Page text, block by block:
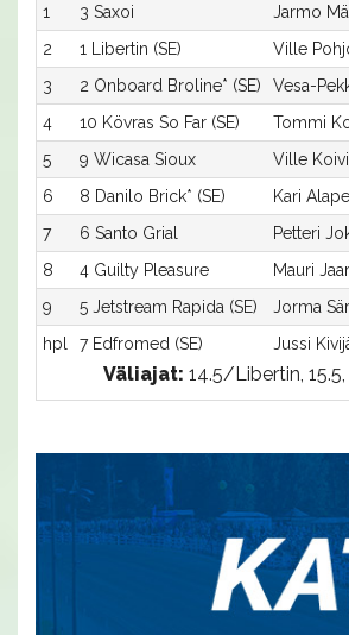
1
3 Saxoi Jarmo
2
1 Libertin (SE) Ville
3
2 Onboard Broline* (SE) Vesa-
4
10 Kövras So Far (SE) Tommi
5
9 Wicasa Sioux Ville
6
8 Danilo Brick* (SE) Kari
7
6 Santo Grial Petteri
8
4 Guilty Pleasure Mauri
9
5 Jetstream Rapida (SE) Jorma
hpl
7 Edfromed (SE) Jussi
Väliajat: 14.5/Libertin, 15.5,